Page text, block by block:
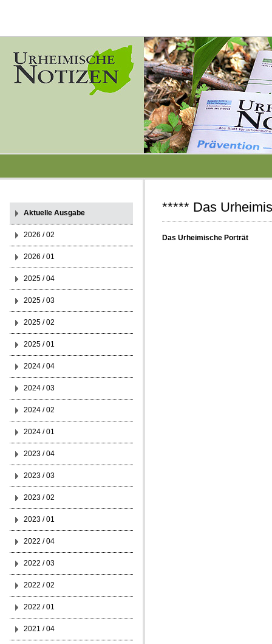
***** Das
Das Urheimische Porträt
Aktuelle Ausgabe
2026 / 02
2026 / 01
2025 / 04
2025 / 03
2025 / 02
2025 / 01
2024 / 04
2024 / 03
2024 / 02
2024 / 01
2023 / 04
2023 / 03
2023 / 02
2023 / 01
2022 / 04
2022 / 03
2022 / 02
2022 / 01
2021 / 04